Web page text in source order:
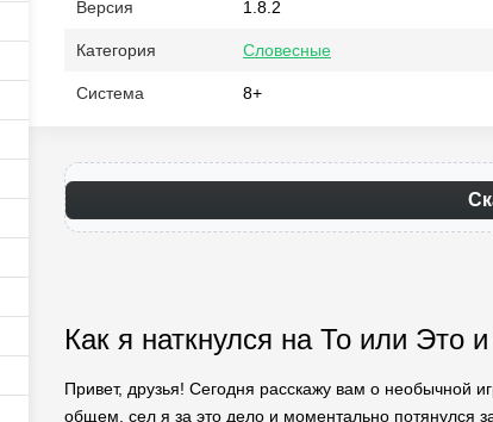
Версия 1.8.2
Категория Словесные
Система 8+
Как я наткнулся на То или Это
Привет, друзья! Сегодня расскажу вам о необычной
общем, сел я за это дело и моментально потянулся